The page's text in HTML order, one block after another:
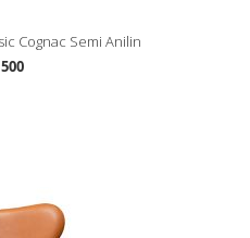
Cognac Semi Anilin